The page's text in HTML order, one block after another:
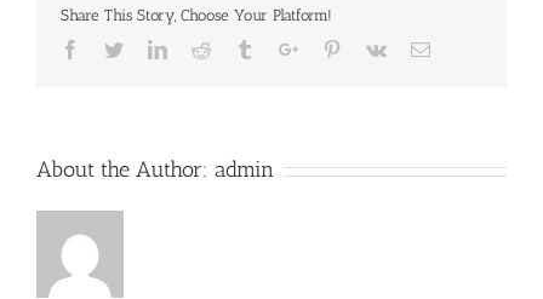
Share This Story, Choose Your Platform!
Facebook
TwitterLinkedinReddit TumblrGoogle+Pinterest
Vk Email
About the Author: admin